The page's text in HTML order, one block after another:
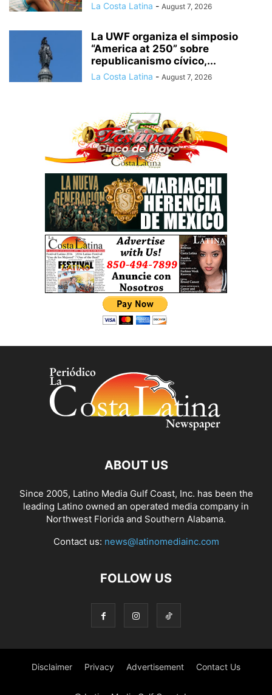
La Costa Latina - August 7, 2026
La UWF organiza el simposio
“America at 250” sobre
republicanismo cívico,...
La Costa Latina - August 7, 2026
ABOUT US
Since 2005, Latino Media Gulf Coast, Inc. has been the
leading Latino owned an operated media company in
Northwest Florida and Southern Alabama.
Contact us: news@latinomediainc.com
FOLLOW US
Disclaimer Privacy Advertisement Contact Us